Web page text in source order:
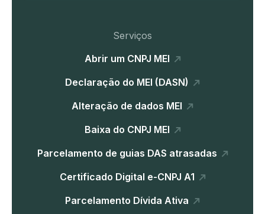
Serviços
Abrir um CNPJ MEI
Declaração do MEI (DASN)
Alteração de dados MEI
Baixa do CNPJ MEI
Parcelamento de guias DAS atrasadas
Certificado Digital e-CNPJ A1
Parcelamento Dívida Ativa